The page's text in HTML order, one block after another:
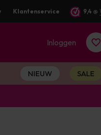
Klantenservice 9,4 @
Inloggen
NIEUW SALE